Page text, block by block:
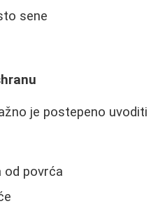
sene
je postepeno uvoditi
od povrća